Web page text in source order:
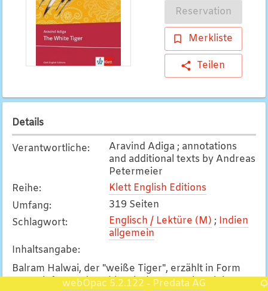
Reservation
Merkliste
Teilen
Details
Verantwortliche:
Aravind Adiga ; annotations
and additional texts by Andreas
Petermeier
Reihe:
Klett English Editions
Umfang:
319 Seiten
Schlagwort: Englisch / Lektüre (M) ; Indien
allgemein
Inhaltsangabe:
Balram Halwai, der "weiße Tiger", erzählt in Form
von Briefen an den chinesischen Premierminister
webOpac 5.2.122 - Predata AG